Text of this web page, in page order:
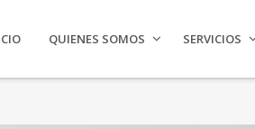
QUIENES SOMOS SERVICIOS